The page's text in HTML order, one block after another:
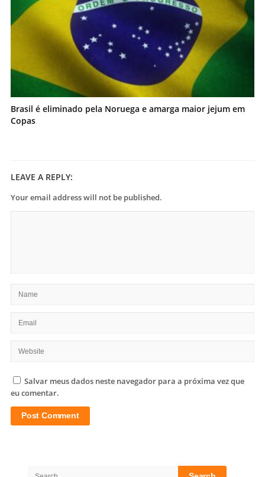
Brasil é eliminado pela Noruega e amarga maior jejum em
Copas
LEAVE A REPLY:
Your email address will not be published.
Salvar meus dados neste navegador para a próxima vez que
eu comentar.